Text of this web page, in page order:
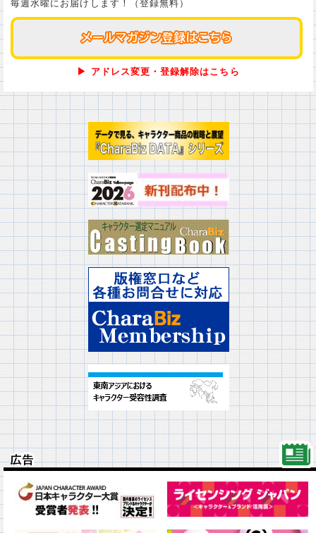
毎週水曜にお届けします！（登録無料）
メールマガジン登録はこちら
メールマガジン登録はこちら
▶ アドレス変更・登録解除はこちら
広告
広告